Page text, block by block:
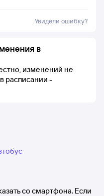
Увидели ошибку?
в
изменений не
расписании -
со смартфона. Если